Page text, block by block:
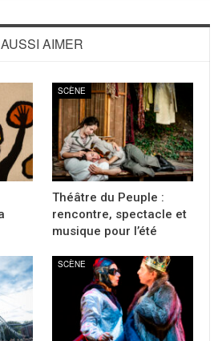
AIMER
SCÈNE
Théâtre du Peuple :
rencontre, spectacle et
musique pour l’été
SCÈNE